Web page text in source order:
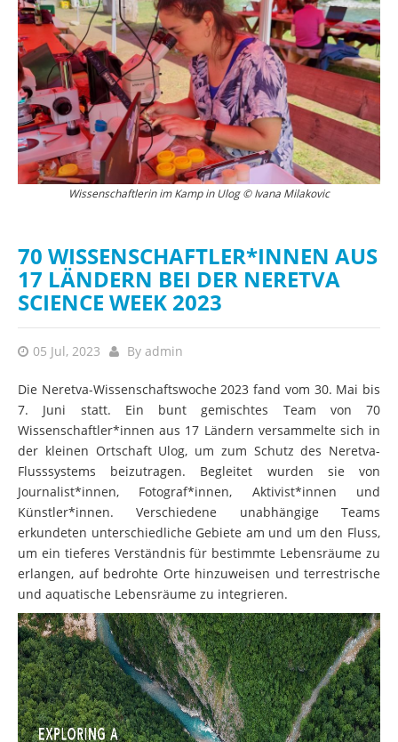
Wissenschaftlerin im Kamp in Ulog © Ivana Milakovic
70 WISSENSCHAFTLER*INNEN AUS
17 LÄNDERN BEI DER NERETVA
SCIENCE WEEK 2023
05 Jul, 2023 By admin
Die Neretva-Wissenschaftswoche 2023 fand vom 30. Mai bis
7. Juni statt. Ein bunt gemischtes Team von 70
Wissenschaftler*innen aus 17 Ländern versammelte sich in
der kleinen Ortschaft Ulog, um zum Schutz des Neretva-
Flusssystems beizutragen. Begleitet wurden sie von
Journalist*innen, Fotograf*innen, Aktivist*innen und
Künstler*innen. Verschiedene unabhängige Teams
erkundeten unterschiedliche Gebiete am und um den Fluss,
um ein tieferes Verständnis für bestimmte Lebensräume zu
erlangen, auf bedrohte Orte hinzuweisen und terrestrische
und aquatische Lebensräume zu integrieren.